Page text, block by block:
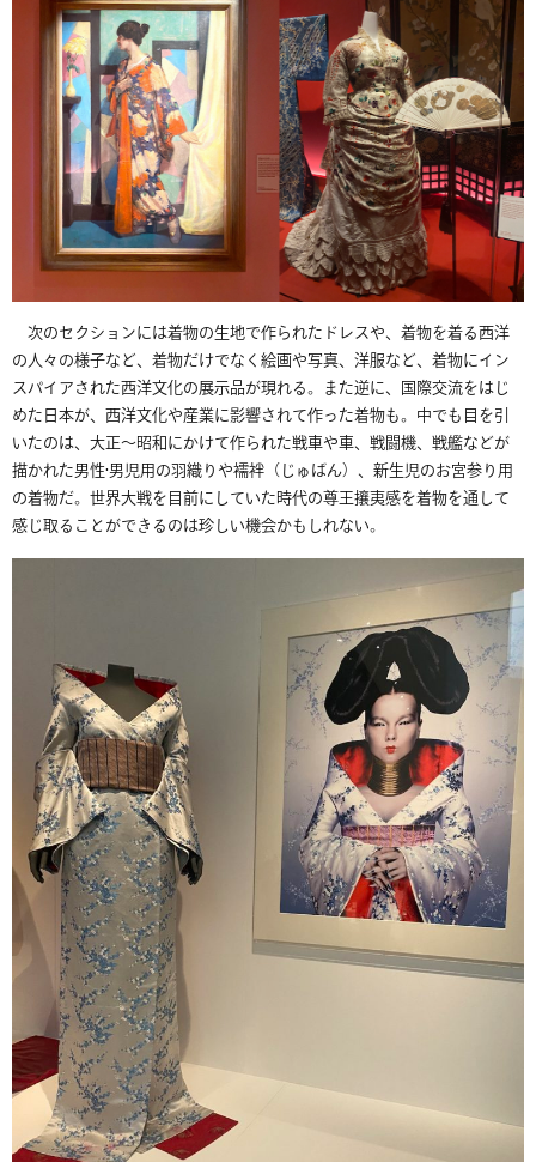
次のセクションには着物の生地で作られたドレスや、着物を着る西洋
の人々の様子など、着物だけでなく絵画や写真、洋服など、着物にイン
スパイアされた西洋文化の展示品が現れる。また逆に、国際交流をはじ
めた日本が、西洋文化や産業に影響されて作った着物も。中でも目を引
いたのは、大正～昭和にかけて作られた戦車や車、戦闘機、戦艦などが
描かれた男性·男児用の羽織りや襦袢（じゅばん）、新生児のお宮参り用
の着物だ。世界大戦を目前にしていた時代の尊王攘夷感を着物を通して
感じ取ることができるのは珍しい機会かもしれない。